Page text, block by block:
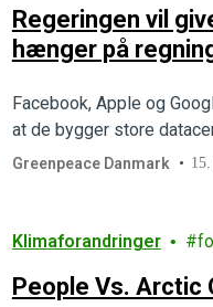
Regeringen vil
hænger på
Facebook, Apple og
at de bygger store
Greenpeace Danmark
Klimaforandringer
People Vs. Arctic